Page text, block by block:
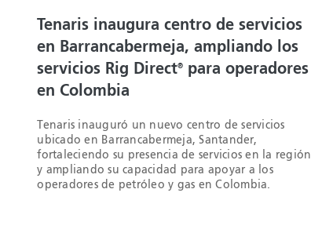
Tenaris inaugura centro de servicios
en Barrancabermeja, ampliando los
servicios Rig Direct®
para operadores
en Colombia
Tenaris inauguró un nuevo centro de servicios
ubicado en Barrancabermeja, Santander,
fortaleciendo su presencia de servicios en la región
y ampliando su capacidad para apoyar a los
operadores de petróleo y gas en Colombia.